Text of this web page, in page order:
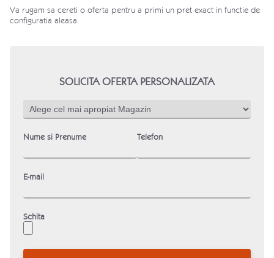
Va rugam sa cereti o oferta pentru a primi un pret exact in functie de
configuratia aleasa.
SOLICITA OFERTA PERSONALIZATA
Nume si Prenume Telefon
E-mail
Schita